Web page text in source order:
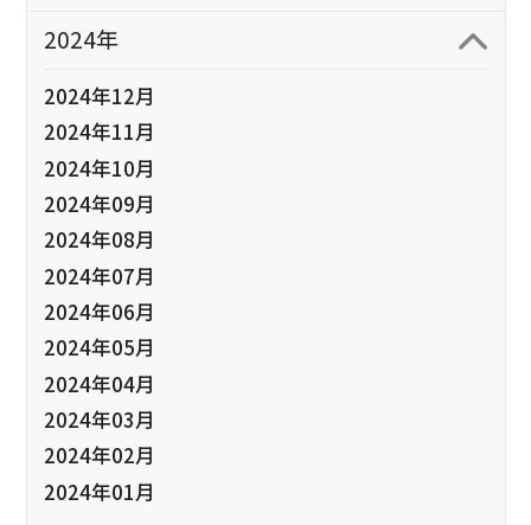
2024年
2024年12月
2024年11月
2024年10月
2024年09月
2024年08月
2024年07月
2024年06月
2024年05月
2024年04月
2024年03月
2024年02月
2024年01月